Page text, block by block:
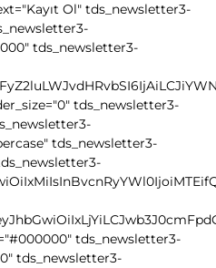
Ol" tds_newsletter3-
tds_newsletter3-
tds_newsletter3-
tds_newsletter3-
tds_newsletter3-
tds_newsletter3-